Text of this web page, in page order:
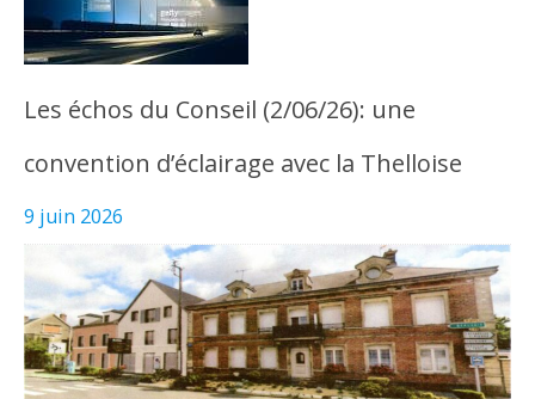
Les échos du Conseil (2/06/26): une
convention d’éclairage avec la Thelloise
9 juin 2026